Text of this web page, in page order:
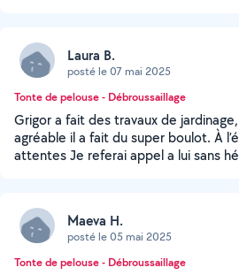
Laura B.
posté le 07 mai 2025
Tonte de pelouse - Débroussaillage
Grigor a fait des travaux de
agréable il a fait du super boulot. À
attentes Je referai appel a lui sans
Maeva H.
posté le 05 mai 2025
Tonte de pelouse - Débroussaillage